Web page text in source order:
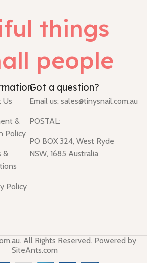
things
people
Us
&
Policy
&
Policy
Got a question?
Email us: sales@tinysnail.com.au
POSTAL:
PO BOX 324, West Ryde
NSW, 1685 Australia
All Rights Reserved. Powered by
SiteAnts.com